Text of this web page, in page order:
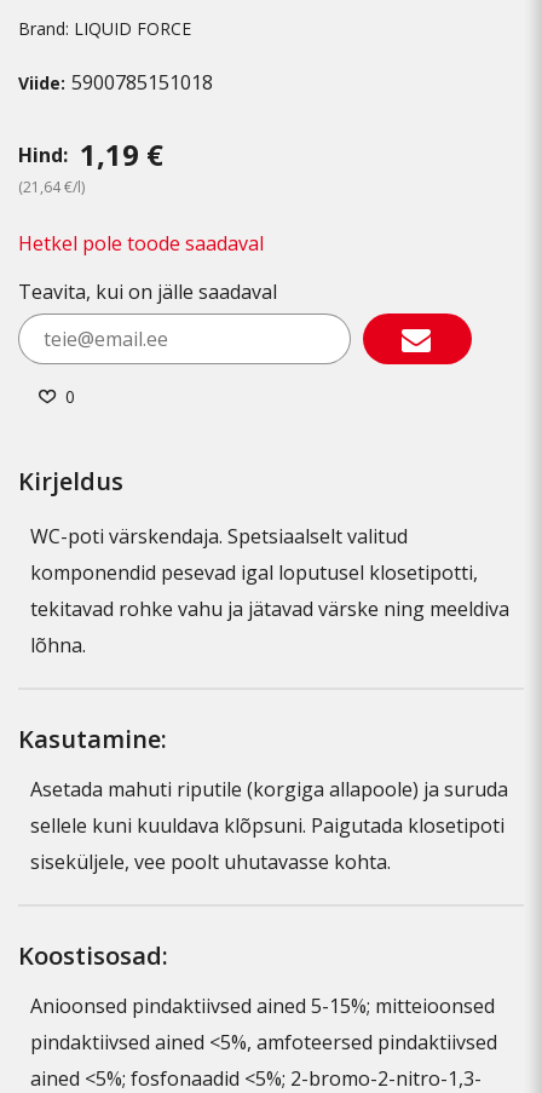
Brand: LIQUID FORCE
Viide: 5900785151018
Hind: 1,19 €
(21,64 €/l)
Hetkel pole toode saadaval
Teavita, kui on jälle saadaval
0
Kirjeldus
WC-poti värskendaja. Spetsiaalselt valitud
komponendid pesevad igal loputusel klosetipotti,
tekitavad rohke vahu ja jätavad värske ning meeldiva
lõhna.
Kasutamine:
Asetada mahuti riputile (korgiga allapoole) ja suruda
sellele kuni kuuldava klõpsuni. Paigutada klosetipoti
siseküljele, vee poolt uhutavasse kohta.
Koostisosad:
Anioonsed pindaktiivsed ained 5-15%; mitteioonsed
pindaktiivsed ained <5%, amfoteersed pindaktiivsed
ained <5%; fosfonaadid <5%; 2-bromo-2-nitro-1,3-